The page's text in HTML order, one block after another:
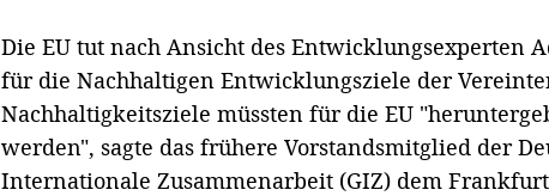
Die EU tut nach Ansicht des Entwicklungsexperten
für die Nachhaltigen Entwicklungsziele der
Nachhaltigkeitsziele müssten für die EU
werden", sagte das frühere Vorstandsmitglied der
Internationale Zusammenarbeit (GIZ) dem